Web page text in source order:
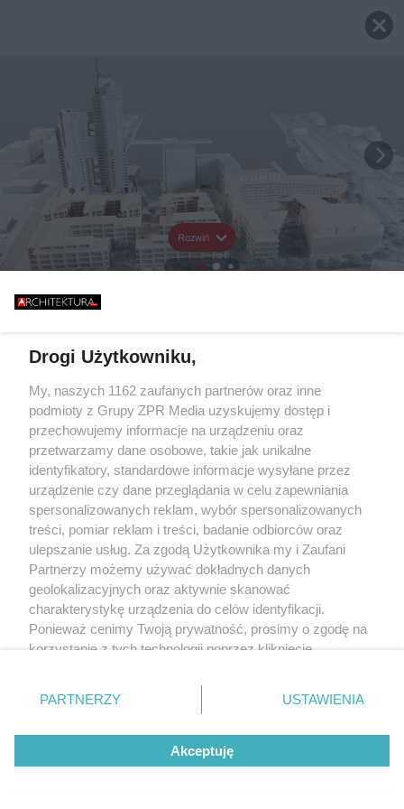
Rozwiń
Drogi Użytkowniku,
My, naszych 1162 zaufanych partnerów oraz inne
podmioty z Grupy ZPR Media uzyskujemy dostęp i
przechowujemy informacje na urządzeniu oraz
przetwarzamy dane osobowe, takie jak unikalne
identyfikatory, standardowe informacje wysyłane przez
urządzenie czy dane przeglądania w celu zapewniania
spersonalizowanych reklam, wybór spersonalizowanych
treści, pomiar reklam i treści, badanie odbiorców oraz
ulepszanie usług. Za zgodą Użytkownika my i Zaufani
Partnerzy możemy używać dokładnych danych
geolokalizacyjnych oraz aktywnie skanować
charakterystykę urządzenia do celów identyfikacji.
Ponieważ cenimy Twoją prywatność, prosimy o zgodę na
korzystanie z tych technologii poprzez kliknięcie
zmienić/wycofać klikając przycisk ustawień prywatności
znajdujący się w lewym dolnym rogu strony
rodzaje przetwarzania danych nie wymagają zgody
użytkownika, ale masz prawo sprzeciwić się takiemu
przetwarzaniu. Preferencje będą miały zastosowanie tylko
PARTNERZY USTAWIENIA
Akceptuję